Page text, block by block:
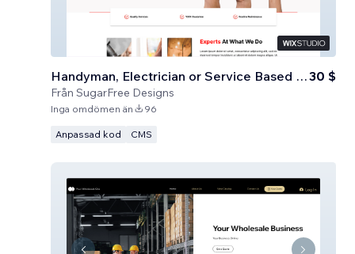
Handyman, Electrician or Service Based Business
Från SugarFree Designs
30 $
Inga omdömen än 96
Anpassad kod CMS